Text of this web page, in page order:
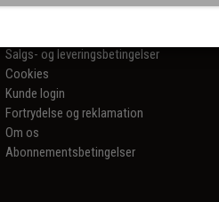
Salgs- og leveringsbetingelser
Cookies
Kunde login
Fortrydelse og reklamation
Om os
Abonnementsbetingelser